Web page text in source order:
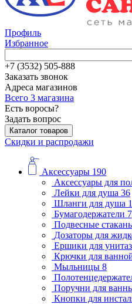
Профиль
Избранное
+7 (3532) 505-888
Заказать звонок
Адреса магазинов
Всего 3 магазина
Есть воросы?
Задать вопрос
Каталог товаров
Скидки и распродажи
Аксессуары 190
Аксессуары для
Лейки для душа 36
Шланги для душа
Бумагодержатели 7
Подвесные
Дозаторы для
Ершики для
Крючки для
Мыльницы 8
Поручни для
Кнопки для